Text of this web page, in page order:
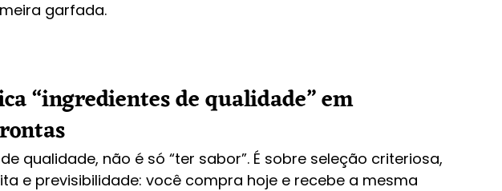
garfada.
“ingredientes de qualidade” em
qualidade, não é só “ter sabor”. É sobre seleção criteriosa,
e previsibilidade: você compra hoje e recebe a mesma